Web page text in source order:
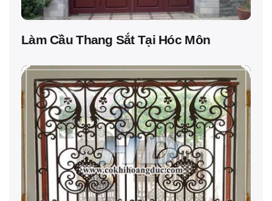
Làm Cầu Thang Sắt Tại Hóc Môn